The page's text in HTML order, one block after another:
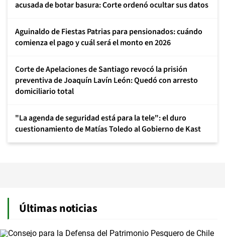
acusada de botar basura: Corte ordenó ocultar sus datos
Aguinaldo de Fiestas Patrias para pensionados: cuándo
comienza el pago y cuál será el monto en 2026
Corte de Apelaciones de Santiago revocó la prisión
preventiva de Joaquín Lavín León: Quedó con arresto
domiciliario total
"La agenda de seguridad está para la tele": el duro
cuestionamiento de Matías Toledo al Gobierno de Kast
Últimas noticias